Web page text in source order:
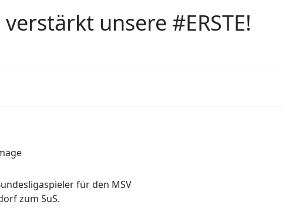
unsere #ERSTE!
für den MSV
zum SuS.